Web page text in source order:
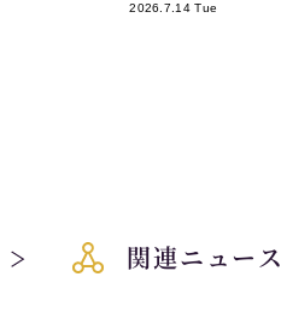
2026.7.14 Tue
関連ニュース